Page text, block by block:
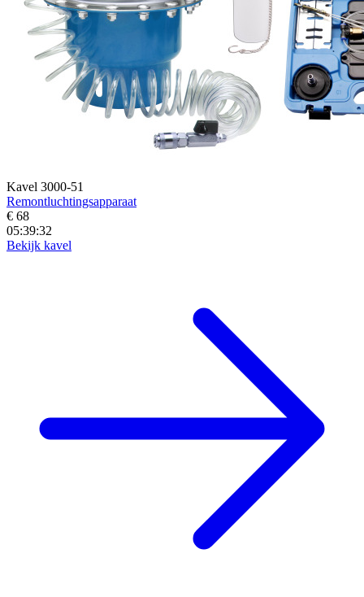
Kavel 3000-51
Remontluchtingsapparaat
€ 68
05:39:30
Bekijk kavel